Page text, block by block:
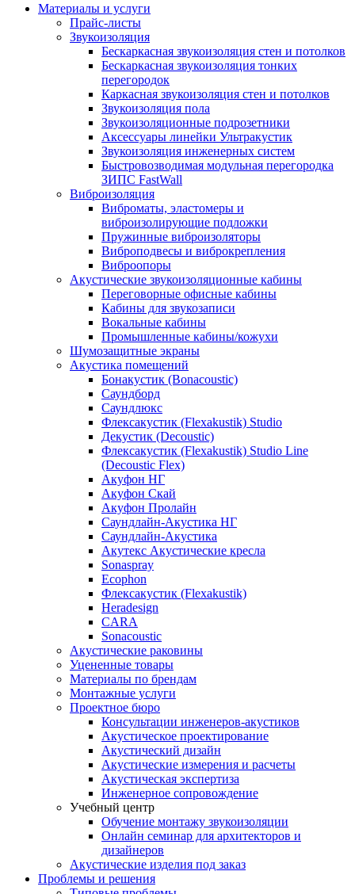
Материалы и услуги
Прайс-листы
Звукоизоляция
Бескаркасная звукоизоляция стен и потолков
Бескаркасная звукоизоляция тонких
перегородок
Каркасная звукоизоляция стен и потолков
Звукоизоляция пола
Звукоизоляционные подрозетники
Аксессуары линейки Ультракустик
Звукоизоляция инженерных систем
Быстровозводимая модульная перегородка
ЗИПС FastWall
Виброизоляция
Виброматы, эластомеры и
виброизолирующие подложки
Пружинные виброизоляторы
Виброподвесы и виброкрепления
Виброопоры
Акустические звукоизоляционные кабины
Переговорные офисные кабины
Кабины для звукозаписи
Вокальные кабины
Промышленные кабины/кожухи
Шумозащитные экраны
Акустика помещений
Бонакустик (Bonacoustic)
Саундборд
Саундлюкс
Флексакустик (Flexakustik) Studio
Декустик (Decoustic)
Флексакустик (Flexakustik) Studio Line
(Decoustic Flex)
Акуфон НГ
Акуфон Скай
Акуфон Пролайн
Саундлайн-Акустика НГ
Саундлайн-Акустика
Акутекс Акустические кресла
Sonaspray
Ecophon
Флексакустик (Flexakustik)
Heradesign
CARA
Sonacoustic
Акустические раковины
Уцененные товары
Материалы по брендам
Монтажные услуги
Проектное бюро
Консультации инженеров-акустиков
Акустическое проектирование
Акустический дизайн
Акустические измерения и расчеты
Акустическая экспертиза
Инженерное сопровождение
Учебный центр
Обучение монтажу звукоизоляции
Онлайн семинар для архитекторов и
дизайнеров
Акустические изделия под заказ
Проблемы и решения